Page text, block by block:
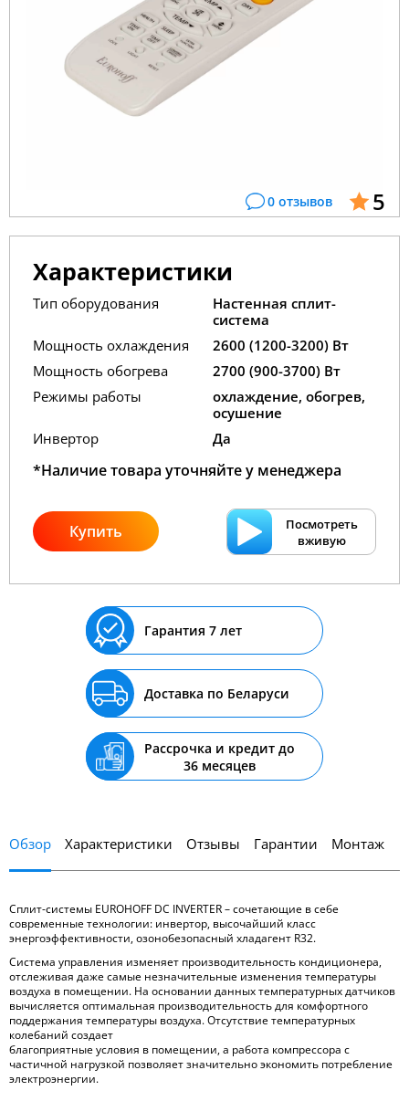
0 отзывов 5
Характеристики
Тип оборудования
Настенная сплит-
система
Мощность охлаждения
2600 (1200-3200) Вт
Мощность обогрева
2700 (900-3700) Вт
Режимы работы
охлаждение, обогрев,
осушение
Инвертор
Да
*Наличие товара уточняйте у менеджера
Купить
Посмотреть
вживую
Гарантия 7 лет
Доставка по Беларуси
Рассрочка и кредит до
36 месяцев
Обзор Характеристики Отзывы Гарантии Монтаж
Сплит-системы EUROHOFF DC INVERTER – сочетающие в себе
современные технологии: инвертор, высочайший класс
энергоэффективности, озонобезопасный хладагент R32.
Система управления изменяет производительность кондиционера,
отслеживая даже самые незначительные изменения температуры
воздуха в помещении. На основании данных температурных датчиков
вычисляется оптимальная производительность для комфортного
поддержания температуры воздуха. Отсутствие температурных
колебаний создает
благоприятные условия в помещении, а работа компрессора с
частичной нагрузкой позволяет значительно экономить потребление
электроэнергии.